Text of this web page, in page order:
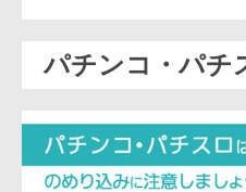
パチンコ・パチ